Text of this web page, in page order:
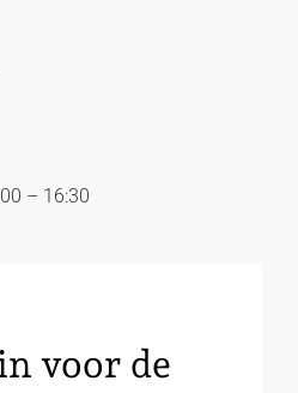
– 16:30
voor de